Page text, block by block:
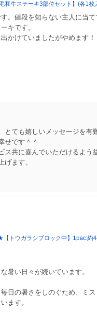
牛ステーキ3部位セット】(各1枚
。値段を知らない主人に当
キです。
かけていましたがやめます！
とても嬉しいメッセージを
せです＾＾
ス共に喜んでいただけるよ
げます。
トウガラシブロック中】1pac:約
暑い日々が続いています。
日の暑さをしのぐため、ミ
ます。